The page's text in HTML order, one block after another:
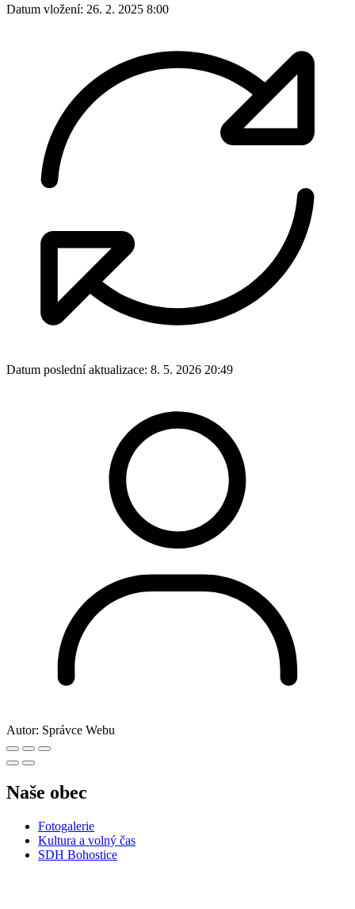
Datum vložení: 26. 2. 2025 8:00
Datum poslední aktualizace: 8. 5. 2026 20:49
Autor: Správce Webu
Naše obec
Fotogalerie
Kultura a volný čas
SDH Bohostice